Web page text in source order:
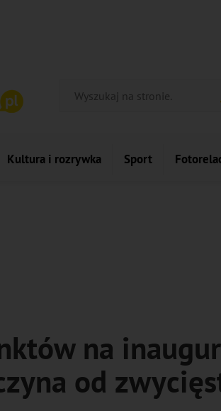
Kultura i rozrywka Sport
na
od